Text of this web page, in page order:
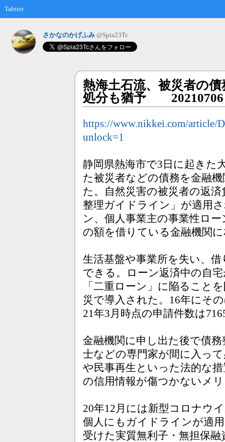
Tabtter
さかなのかげふみ @Spia23Tc
熱海土石流、被災者の
処分も猶予
https://www.nikkei.com/article/
unlock=1
静岡県熱海市で3日に起きた
た被災者などの債務を金融
た。自然災害の被災者の返
整理ガイドライン」が適用
ン、個人事業主の事業性ロ
の額を借りている金融機関
生活基盤や事業所を失い、
できる。ローン返済中の自
「二重ローン」に陥ること
災で導入された。16年にそ
21年3月時点の申請件数は
金融機関に申し出た後で債
士などの専門家が間に入っ
や民事再生といった法的な
の信用情報が傷つかないメ
20年12月には新型コロナウ
個人にもガイドラインが適
受けた実質無利子・無担保